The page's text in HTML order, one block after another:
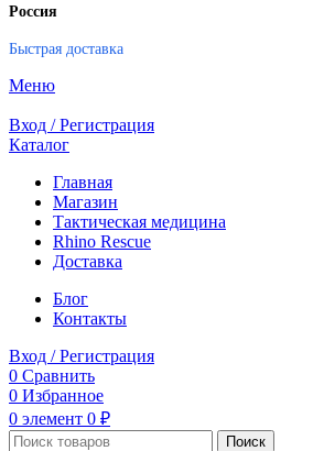
Россия
Быстрая доставка
Меню
Вход / Регистрация
Каталог
Главная
Магазин
Тактическая медицина
Rhino Rescue
Доставка
Блог
Контакты
Вход / Регистрация
0 Сравнить
0 Избранное
0 элемент 0 ₽
Поиск